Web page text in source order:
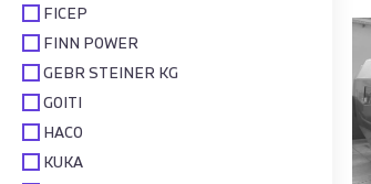
FICEP
FINN POWER
GEBR STEINER KG
GOITI
HACO
KUKA